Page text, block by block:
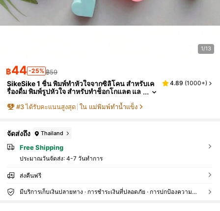
1/13
฿44 -25% ฿59
SikeSike 1 ชิ้น พิมพ์ทำหัวใจจากซิลิโคน สำหรับเค
รื่องดื่ม พิมพ์รูปหัวใจ สำหรับทำช็อกโกแลต แล
4.89 (1000+)
#3ได้รับคะแนนสูงสุด ใน แม่พิมพ์ทำน้ำแข็ง
จัดส่งถึง Thailand
Free Shipping
ประมาณวันจัดส่ง: 4-7 วันทำการ
ส่งคืนฟรี
มีบริการเก็บเงินปลายทาง · การชำระเงินที่ปลอดภัย · การปกป้องความเป็นส่วนตัว